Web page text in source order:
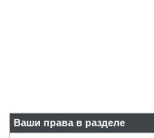
Ваши права в разделе